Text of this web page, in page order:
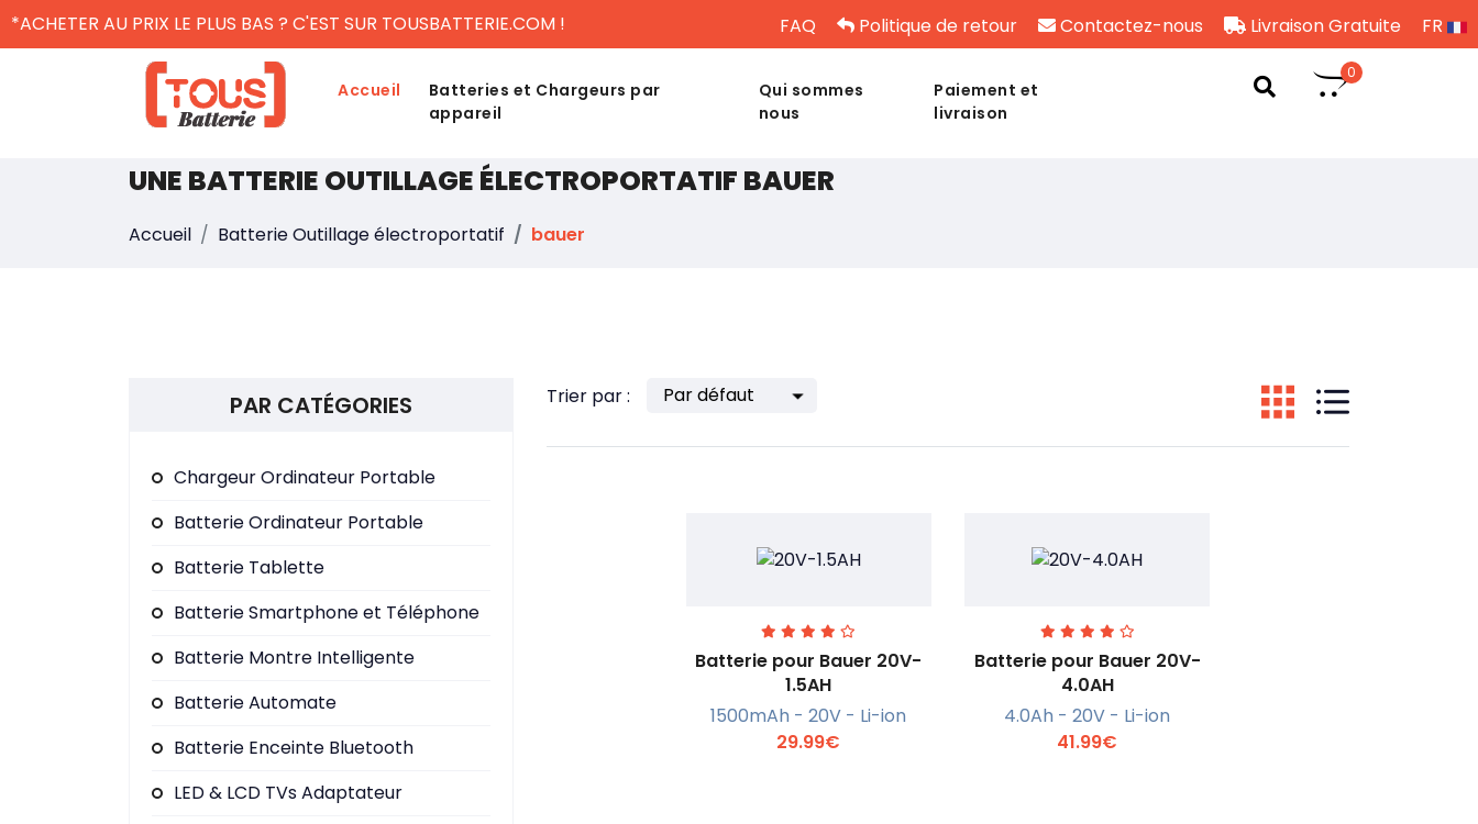
*ACHETER AU PRIX LE PLUS BAS ? C'EST SUR TOUSBATTERIE.COM ! FAQ Politique de retour Contactez-nous Livraison Gratuite FR
Accueil
Batteries et Chargeurs par
appareil
Qui sommes
nous
Paiement et
livraison
0
UNE BATTERIE OUTILLAGE ÉLECTROPORTATIF BAUER
Accueil Batterie Outillage électroportatif bauer
Trier par :
En savoir +
Batterie pour Bauer 20V-
1.5AH
1500mAh - 20V - Li-ion
29.99€
En savoir +
Batterie pour Bauer 20V-
4.0AH
4.0Ah - 20V - Li-ion
41.99€
PAR CATÉGORIES
Chargeur Ordinateur Portable
Batterie Ordinateur Portable
Batterie Tablette
Batterie Smartphone et Téléphone
Batterie Montre Intelligente
Batterie Automate
Batterie Enceinte Bluetooth
LED & LCD TVs Adaptateur